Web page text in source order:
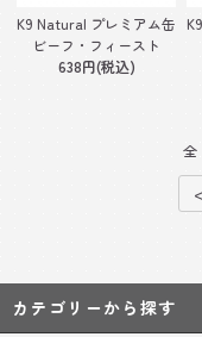
K9 Natural プレミアム缶
ビーフ・フィースト
638円(税込)
全
カテゴリーから探す